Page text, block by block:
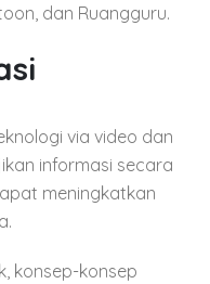
dan Ruangguru.
via video dan
informasi secara
meningkatkan
konsep-konsep